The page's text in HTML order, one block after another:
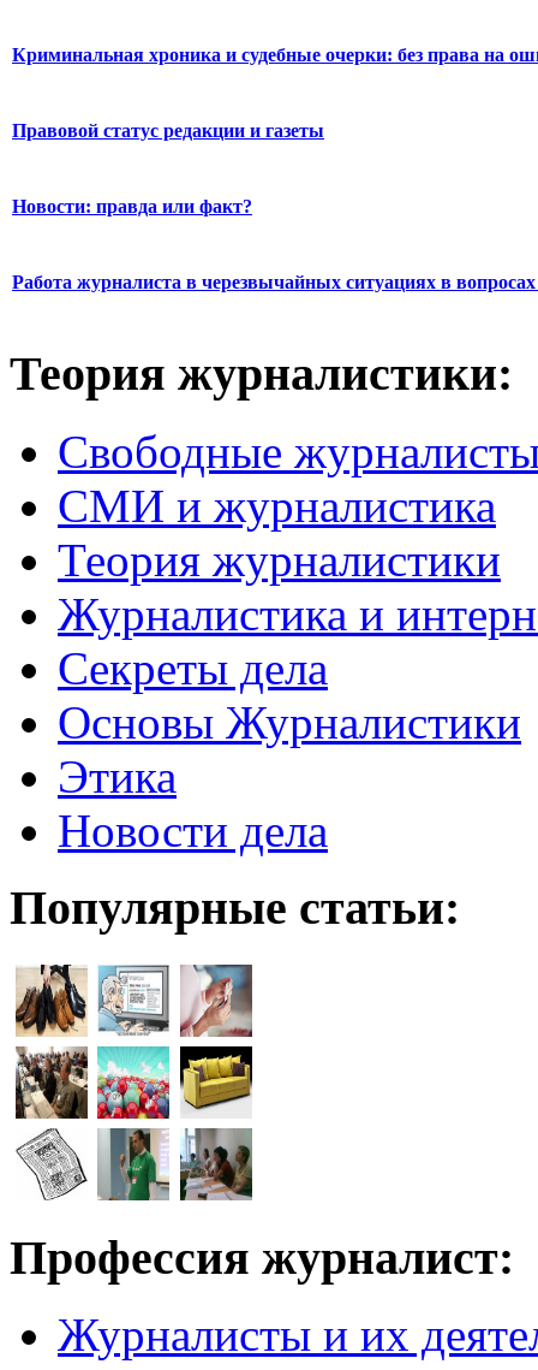
Криминальная хроника и судебные очерки: без права на
Правовой статус редакции и газеты
Новости: правда или факт?
Работа журналиста в черезвычайных ситуациях в вопросах
Теория журналистики:
Свободные
СМИ и журналистика
Теория журналистики
Журналистика и
Секреты дела
Основы Журналистики
Этика
Новости дела
Популярные статьи:
Профессия журналист:
Журналисты и их